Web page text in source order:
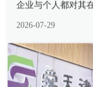
企业与个人都对其
设置刑事责任底线
2026-07-29